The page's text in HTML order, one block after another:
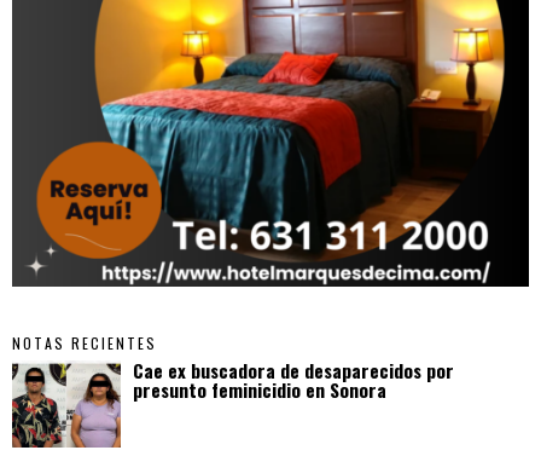
NOTAS RECIENTES
Cae ex buscadora de desaparecidos por
presunto feminicidio en Sonora